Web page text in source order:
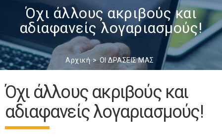
Όχι άλλους ακριβούς και
αδιαφανείς λογαριασμούς!
Αρχική ΟΙ ΔΡΑΣΕΙΣ ΜΑΣ
Όχι άλλους ακριβούς και
αδιαφανείς λογαριασμούς!